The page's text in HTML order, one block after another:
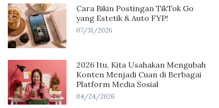
Cara Bikin Postingan TikTok Go
yang Estetik & Auto FYP!
07/31/2026
2026 Itu, Kita Usahakan Mengubah
Konten Menjadi Cuan di Berbagai
Platform Media Sosial
04/24/2026